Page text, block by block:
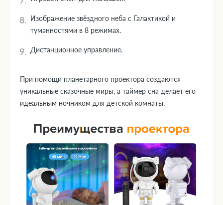
Изображение звёздного неба с Галактикой и
туманностями в 8 режимах.
Дистанционное управление.
При помощи планетарного проектора создаются
уникальные сказочные миры, а таймер сна делает его
идеальным ночником для детской комнаты.